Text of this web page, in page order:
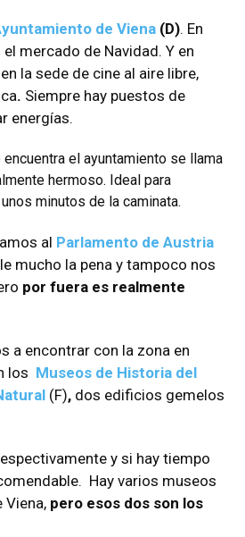
de Viena (D). En
mercado de Navidad. Y en
la sede de cine al aire libre,
. Siempre hay puestos de
energías.
el ayuntamiento se llama
hermoso. Ideal para
minutos de la caminata.
al Parlamento de Austria
mucho la pena y tampoco nos
por fuera es realmente
a encontrar con la zona en
los Museos de Historia del
(F), dos edificios gemelos
y si hay tiempo
Hay varios museos
Viena, pero esos dos son los